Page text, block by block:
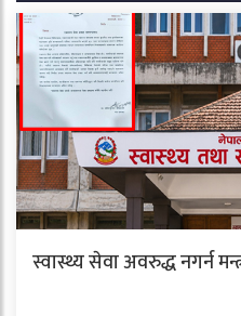
स्वास्थ्य सेवा अवरुद्ध नगर्न